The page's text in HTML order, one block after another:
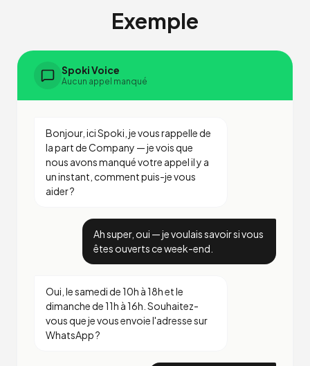
Exemple
Spoki Voice
Aucun appel manqué
Bonjour, ici Spoki, je vous rappelle de
la part de Company — je vois que
nous avons manqué votre appel il y a
un instant, comment puis-je vous
aider ?
Ah super, oui — je voulais savoir si vous
êtes ouverts ce week-end.
Oui, le samedi de 10h à 18h et le
dimanche de 11h à 16h. Souhaitez-
vous que je vous envoie l'adresse sur
WhatsApp ?